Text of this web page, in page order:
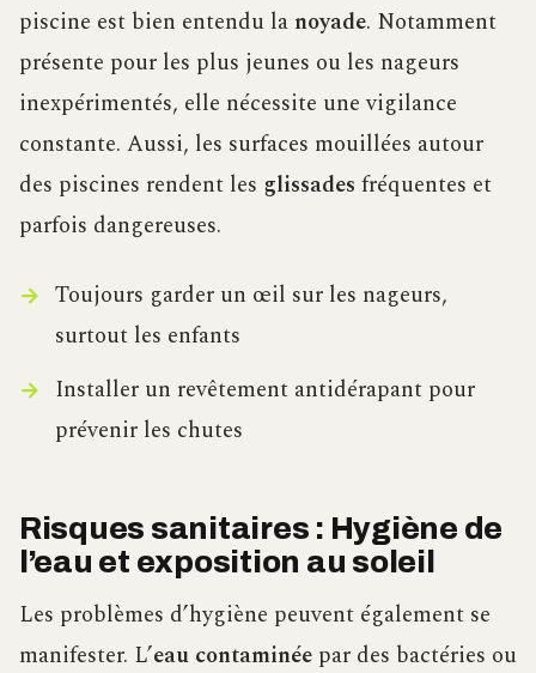
piscine est bien entendu la noyade. Notamment
présente pour les plus jeunes ou les nageurs
inexpérimentés, elle nécessite une vigilance
constante. Aussi, les surfaces mouillées autour
des piscines rendent les glissades fréquentes et
parfois dangereuses.
Toujours garder un œil sur les nageurs,
surtout les enfants
Installer un revêtement antidérapant pour
prévenir les chutes
Risques sanitaires : Hygiène de
l’eau et exposition au soleil
Les problèmes d’hygiène peuvent également se
manifester. L’eau contaminée par des bactéries ou